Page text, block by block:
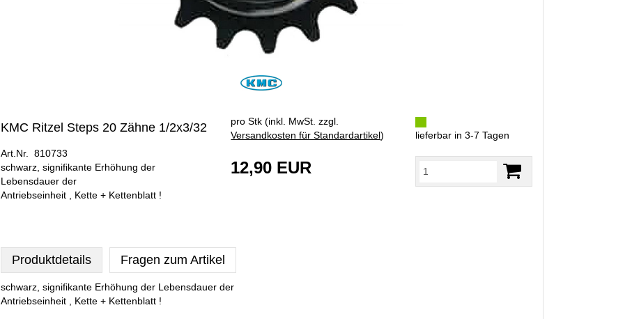
KMC Ritzel Steps 20 Zähne 1/2x3/32
Art.Nr. 810733
schwarz, signifikante Erhöhung der
Lebensdauer der
Antriebseinheit , Kette + Kettenblatt !
pro Stk (inkl. MwSt. zzgl.
Versandkosten für Standardartikel)
12,90 EUR
lieferbar in 3-7 Tagen
Produktdetails Fragen zum Artikel
schwarz, signifikante Erhöhung der Lebensdauer der
Antriebseinheit , Kette + Kettenblatt !